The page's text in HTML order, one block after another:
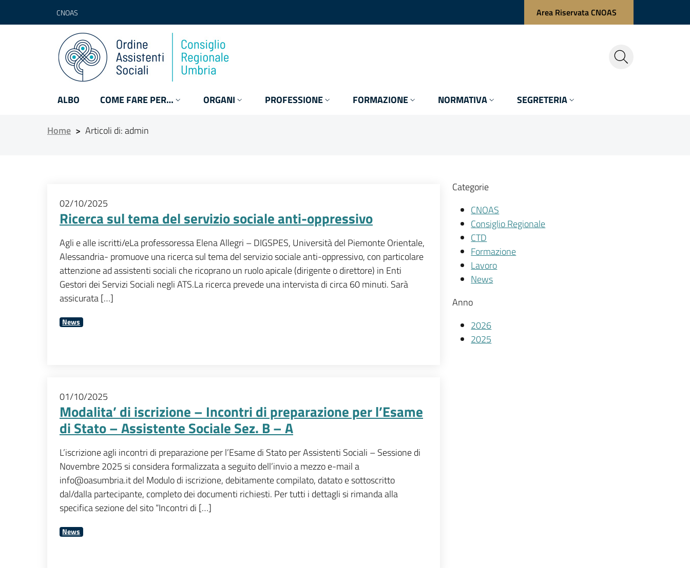
CNOAS Area Riservata CNOAS
ALBO COME FARE PER… ORGANI PROFESSIONE FORMAZIONE NORMATIVA SEGRETERIA
Home > Articoli di: admin
02/10/2025
Ricerca sul tema del servizio sociale anti-oppressivo
Agli e alle iscritti/eLa professoressa Elena Allegri – DIGSPES, Università del Piemonte Orientale,
Alessandria- promuove una ricerca sul tema del servizio sociale anti-oppressivo, con particolare
attenzione ad assistenti sociali che ricoprano un ruolo apicale (dirigente o direttore) in Enti
Gestori dei Servizi Sociali negli ATS.La ricerca prevede una intervista di circa 60 minuti. Sarà
assicurata […]
News
01/10/2025
Modalita’ di iscrizione – Incontri di preparazione per l’Esame
di Stato – Assistente Sociale Sez. B – A
L’iscrizione agli incontri di preparazione per l’Esame di Stato per Assistenti Sociali – Sessione di
Novembre 2025 si considera formalizzata a seguito dell’invio a mezzo e-mail a
info@oasumbria.it del Modulo di iscrizione, debitamente compilato, datato e sottoscritto
dal/dalla partecipante, completo dei documenti richiesti. Per tutti i dettagli si rimanda alla
specifica sezione del sito “Incontri di […]
News
Categorie
CNOAS
Consiglio Regionale
CTD
Formazione
Lavoro
News
Anno
2026
2025